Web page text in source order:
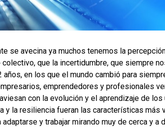
se avecina ya muchos tenemos la
que la incertidumbre, que siempre
en los que el mundo cambió para
emprendedores y profesionales
con la evolución y el aprendizaje de
y la resiliencia fueran las características más
y trabajar mirando muy de cerca y a